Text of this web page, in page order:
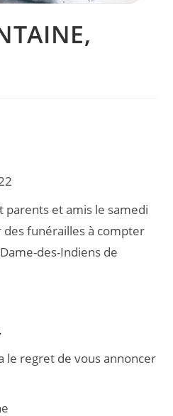
parents et amis le samedi
funérailles à compter
des-Indiens de
le regret de vous annoncer